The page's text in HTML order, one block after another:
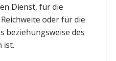
Dienst, für die
oder für die
beziehungsweise des
ist.